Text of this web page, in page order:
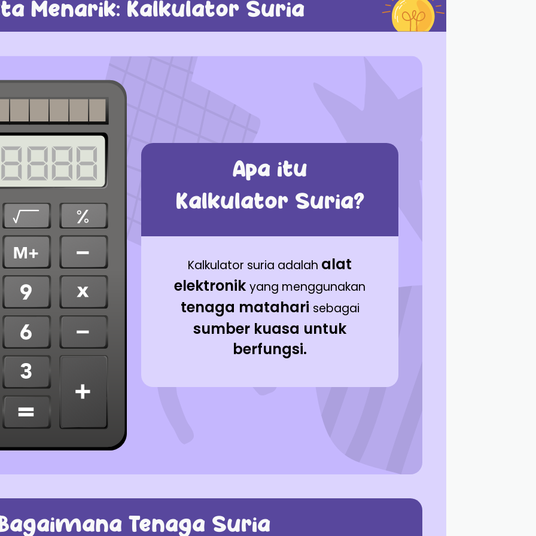
Menarik: Kalkulator Suria
Apa itu
Kalkulator Suria?
Kalkulator suria adalah alat
elektronik yang menggunakan
tenaga matahari sebagai
sumber kuasa untuk
berfungsi.
Tenaga Suria